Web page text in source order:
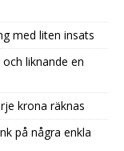
med liten insats
liknande en
krona räknas
på några enkla